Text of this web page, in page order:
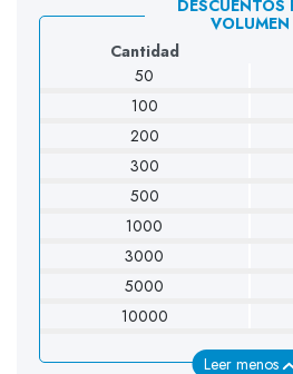
DESCUENTOS
VOLUMEN
Cantidad
50
100
200
300
500
1000
3000
5000
10000
Leer menos